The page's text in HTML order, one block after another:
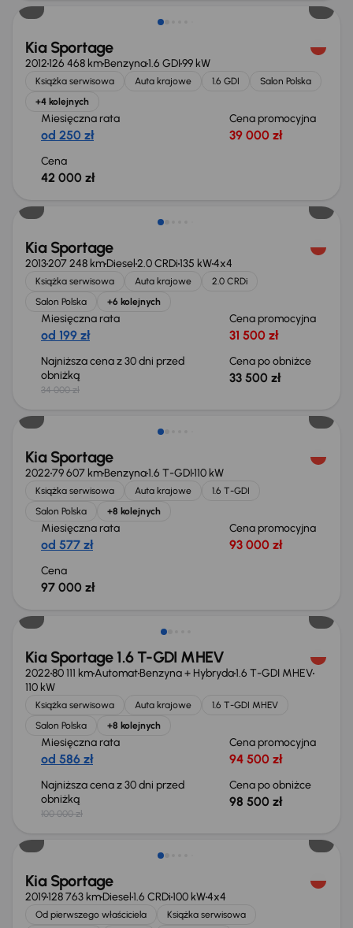
Kia Sportage
2012126 468 kmBenzyna1.6 GDI99 kW
Książka serwisowa Auta krajowe 1.6 GDI
Salon Polska
+4 kolejnych
Miesięczna rata
od 250 zł
Cena promocyjna
39 000 zł
Cena
42 000 zł
Kia Sportage
2013207 248 kmDiesel2.0 CRDi135 kW4x4
Książka serwisowa Auta krajowe
2.0 CRDi
Salon Polska
+6 kolejnych
Miesięczna rata
od 199 zł
Cena promocyjna
31 500 zł
Najniższa cena z 30 dni przed
obniżką
34 000 zł
Cena po obniżce
33 500 zł
Kia Sportage
202279 607 kmBenzyna1.6 T-GDI110 kW
Książka serwisowa Auta krajowe
1.6 T-GDI
Salon Polska
+8 kolejnych
Miesięczna rata
od 577 zł
Cena promocyjna
93 000 zł
Cena
97 000 zł
Kia Sportage 1.6 T-GDI MHEV
202280 111 kmAutomatBenzyna + Hybryda1.6 T-GDI MHEV
110 kW
Książka serwisowa Auta krajowe
1.6 T-GDI MHEV
Salon Polska
+8 kolejnych
Miesięczna rata
od 586 zł
Cena promocyjna
94 500 zł
Najniższa cena z 30 dni przed
obniżką
100 000 zł
Cena po obniżce
98 500 zł
Możliwość odliczenia VAT
Kia Sportage
2019128 763 kmDiesel1.6 CRDi100 kW4x4
Od pierwszego właściciela
Książka serwisowa